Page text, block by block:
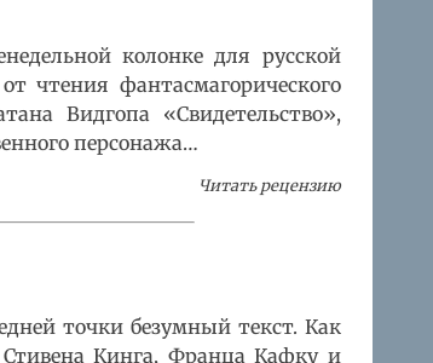
колонке для русской
чтения фантасмагорического
Видгопа «Свидетельство»,
персонажа…
Читать рецензию
точки безумный текст. Как
Стивена Кинга, Франца Кафку и